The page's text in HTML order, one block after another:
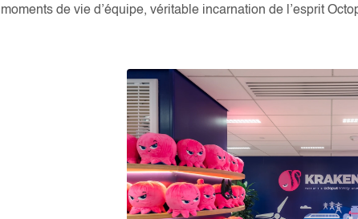
moments de vie d’équipe, véritable incarnation de l’esprit